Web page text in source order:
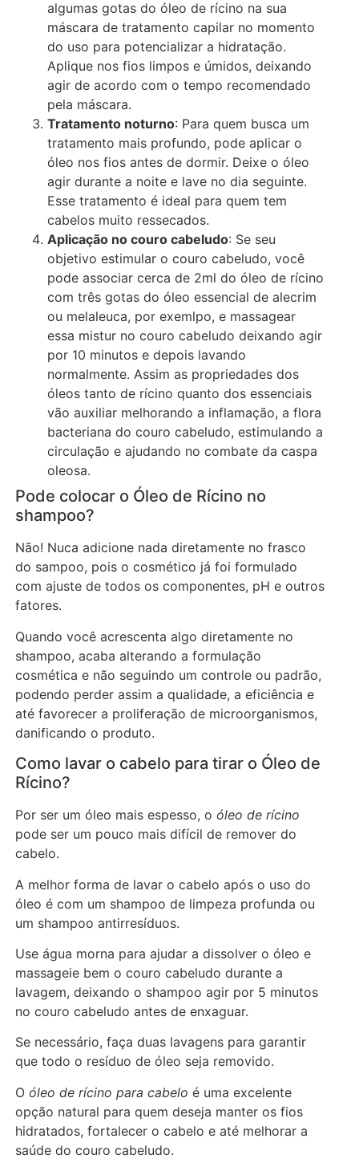
algumas gotas do óleo de rícino na sua
máscara de tratamento capilar no momento
do uso para potencializar a hidratação.
Aplique nos fios limpos e úmidos, deixando
agir de acordo com o tempo recomendado
pela máscara.
Tratamento noturno: Para quem busca um
tratamento mais profundo, pode aplicar o
óleo nos fios antes de dormir. Deixe o óleo
agir durante a noite e lave no dia seguinte.
Esse tratamento é ideal para quem tem
cabelos muito ressecados.
Aplicação no couro cabeludo: Se seu
objetivo estimular o couro cabeludo, você
pode associar cerca de 2ml do óleo de rícino
com três gotas do óleo essencial de alecrim
ou melaleuca, por exemlpo, e massagear
essa mistur no couro cabeludo deixando agir
por 10 minutos e depois lavando
normalmente. Assim as propriedades dos
óleos tanto de rícino quanto dos essenciais
vão auxiliar melhorando a inflamação, a flora
bacteriana do couro cabeludo, estimulando a
circulação e ajudando no combate da caspa
oleosa.
Pode colocar o Óleo de Rícino no
shampoo?
Não! Nuca adicione nada diretamente no frasco
do sampoo, pois o cosmético já foi formulado
com ajuste de todos os componentes, pH e outros
fatores.
Quando você acrescenta algo diretamente no
shampoo, acaba alterando a formulação
cosmética e não seguindo um controle ou padrão,
podendo perder assim a qualidade, a eficiência e
até favorecer a proliferação de microorganismos,
danificando o produto.
Como lavar o cabelo para tirar o Óleo de
Rícino?
Por ser um óleo mais espesso, o óleo de rícino
pode ser um pouco mais difícil de remover do
cabelo.
A melhor forma de lavar o cabelo após o uso do
óleo é com um shampoo de limpeza profunda ou
um shampoo antirresíduos.
Use água morna para ajudar a dissolver o óleo e
massageie bem o couro cabeludo durante a
lavagem, deixando o shampoo agir por 5 minutos
no couro cabeludo antes de enxaguar.
Se necessário, faça duas lavagens para garantir
que todo o resíduo de óleo seja removido.
O óleo de rícino para cabelo é uma excelente
opção natural para quem deseja manter os fios
hidratados, fortalecer o cabelo e até melhorar a
saúde do couro cabeludo.